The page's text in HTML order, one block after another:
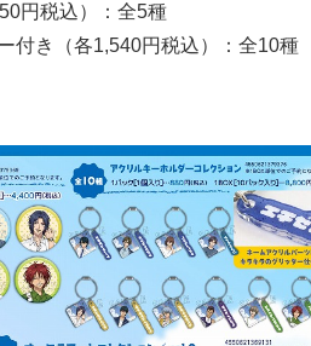
円税込）：全5種
付き（各1,540円税込）：全10種